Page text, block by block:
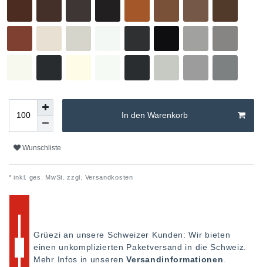
In den Warenkorb
Wunschliste
* inkl. ges. MwSt. zzgl. Versandkosten
Grüezi an unsere Schweizer Kunden: Wir bieten
einen unkomplizierten Paketversand in die Schweiz.
Mehr Infos in unserenVersandinformationen